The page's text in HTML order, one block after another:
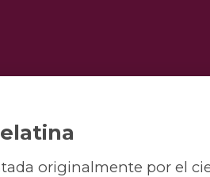
originalmente por el